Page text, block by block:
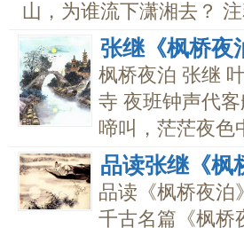
山，为谁流下潇湘去？
张继《枫桥夜
枫桥夜泊 张继
寺 夜班钟声代
啼叫，茫茫夜色
品读张继《枫
品读《枫桥夜泊
千古名篇《枫桥